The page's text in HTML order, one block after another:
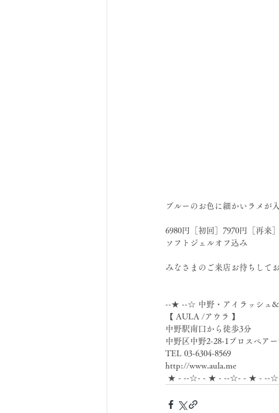
ブルーのお色に細かいラメが
6980円［初回］7970円［再来］
ソフトジェルオフ込み
みなさまのご来店お待ちしてお
--★ --☆ 中野・アイラッシュ
【 AULA /アウラ 】
中野駅南口から徒歩3分
中野区中野2-28-1プロスペアー
TEL 03-6304-8569
http://www.aula.me
★ - --☆- - ★ - --☆- - ★ - --